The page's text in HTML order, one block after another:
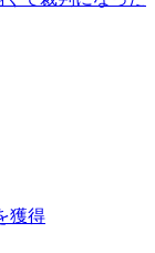
獲得